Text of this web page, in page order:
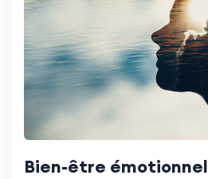
Bien-être émotionnel